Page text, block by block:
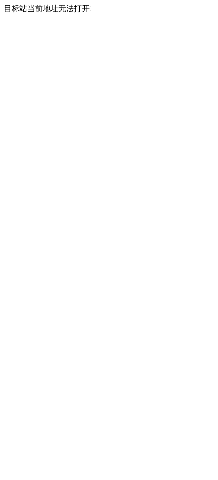
目标站当前地址无法打开!